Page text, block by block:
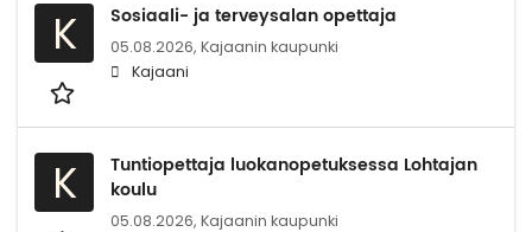
K Sosiaali- ja terveysalan opettaja
05.08.2026, Kajaanin kaupunki
Kajaani
K
Tuntiopettaja luokanopetuksessa Lohtajan
koulu
05.08.2026, Kajaanin kaupunki